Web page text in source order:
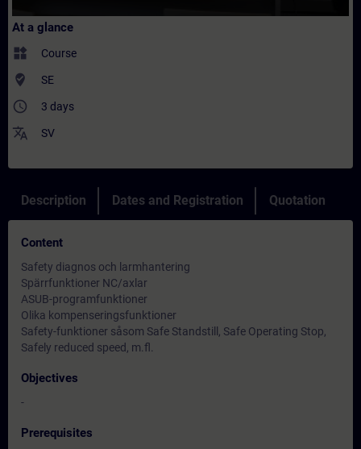
At a glance
widgets Course
where_to_vote SE
access_time 3 days
translate SV
Description Dates and Registration Quotation
Content
Safety diagnos och larmhantering
Spärrfunktioner NC/axlar
ASUB-programfunktioner
Olika kompenseringsfunktioner
Safety-funktioner såsom Safe Standstill, Safe Operating Stop,
Safely reduced speed, m.fl.
Objectives
-
Prerequisites